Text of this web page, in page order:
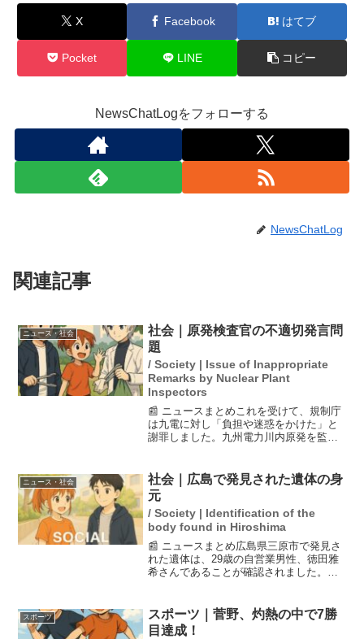
X Facebook はてブ
Pocket LINE コピー
NewsChatLogをフォローする
NewsChatLog
関連記事
ニュース・社会
社会｜原発検査官の不適切発言問
題
/ Society | Issue of Inappropriate
Remarks by Nuclear Plant
Inspectors
📰 ニュースまとめこれを受けて、規制庁
は九電に対し「負担や迷惑をかけた」と
謝罪しました。九州電力川内原発を監視
発言を行っていたことが、27日に公開さ
れた面談記録で明らか...
ニュース・社会
社会｜広島で発見された遺体の身
元
/ Society | Identification of the
body found in Hiroshima
📰 ニュースまとめ広島県三原市で発見さ
れた遺体は、29歳の自営業男性、徳田雅
希さんであることが確認されました。こ
たもので、現在、両事件の関連性につい
ても調査が行われてい...
スポーツ
スポーツ｜菅野、灼熱の中で7勝
目達成！